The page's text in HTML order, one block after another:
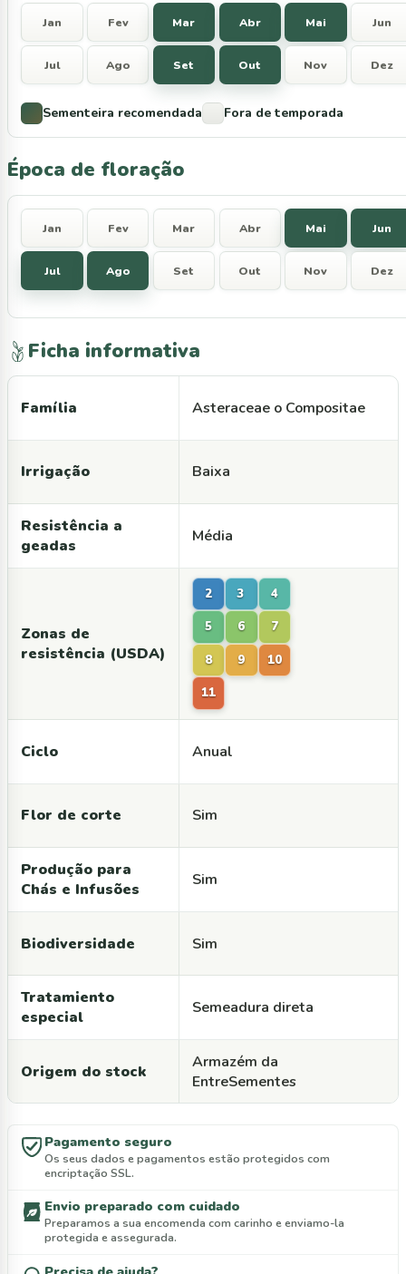
Jan Fev Mar Abr Mai Jun
Jul Ago Set Out Nov Dez
Sementeira recomendada Fora de temporada
Época de floração
Jan Fev Mar Abr Mai Jun
Jul Ago Set Out Nov Dez
Ficha informativa
Família Asteraceae o Compositae
Irrigação Baixa
Resistência a
geadas
Média
Zonas de
resistência (USDA)
2 3 4
5 6 7
8 9 10
11
Ciclo Anual
Flor de corte Sim
Produção para
Chás e Infusões
Sim
Biodiversidade Sim
Tratamiento
especial
Semeadura direta
Origem do stock
Armazém da
EntreSementes
Pagamento seguro
Os seus dados e pagamentos estão protegidos com
encriptação SSL.
Envio preparado com cuidado
Preparamos a sua encomenda com carinho e enviamo-la
protegida e assegurada.